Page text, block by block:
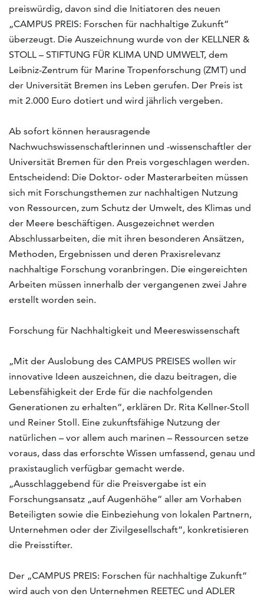
preiswürdig, davon sind die Initiatoren des neuen
„CAMPUS PREIS: Forschen für nachhaltige Zukunft“
überzeugt. Die Auszeichnung wurde von der KELLNER &
STOLL – STIFTUNG FÜR KLIMA UND UMWELT, dem
Leibniz-Zentrum für Marine Tropenforschung (ZMT) und
der Universität Bremen ins Leben gerufen. Der Preis ist
mit 2.000 Euro dotiert und wird jährlich vergeben.
Ab sofort können herausragende
Nachwuchswissenschaftlerinnen und -wissenschaftler der
Universität Bremen für den Preis vorgeschlagen werden.
Entscheidend: Die Doktor- oder Masterarbeiten müssen
sich mit Forschungsthemen zur nachhaltigen Nutzung
von Ressourcen, zum Schutz der Umwelt, des Klimas und
der Meere beschäftigen. Ausgezeichnet werden
Abschlussarbeiten, die mit ihren besonderen Ansätzen,
Methoden, Ergebnissen und deren Praxisrelevanz
nachhaltige Forschung voranbringen. Die eingereichten
Arbeiten müssen innerhalb der vergangenen zwei Jahre
erstellt worden sein.
Forschung für Nachhaltigkeit und Meereswissenschaft
„Mit der Auslobung des CAMPUS PREISES wollen wir
innovative Ideen auszeichnen, die dazu beitragen, die
Lebensfähigkeit der Erde für die nachfolgenden
Generationen zu erhalten“, erklären Dr. Rita Kellner-Stoll
und Reiner Stoll. Eine zukunftsfähige Nutzung der
natürlichen – vor allem auch marinen – Ressourcen setze
voraus, dass das erforschte Wissen umfassend, genau und
praxistauglich verfügbar gemacht werde.
„Ausschlaggebend für die Preisvergabe ist ein
Forschungsansatz „auf Augenhöhe“ aller am Vorhaben
Beteiligten sowie die Einbeziehung von lokalen Partnern,
Unternehmen oder der Zivilgesellschaft“, konkretisieren
die Preisstifter.
Der „CAMPUS PREIS: Forschen für nachhaltige Zukunft“
wird auch von den Unternehmen REETEC und ADLER